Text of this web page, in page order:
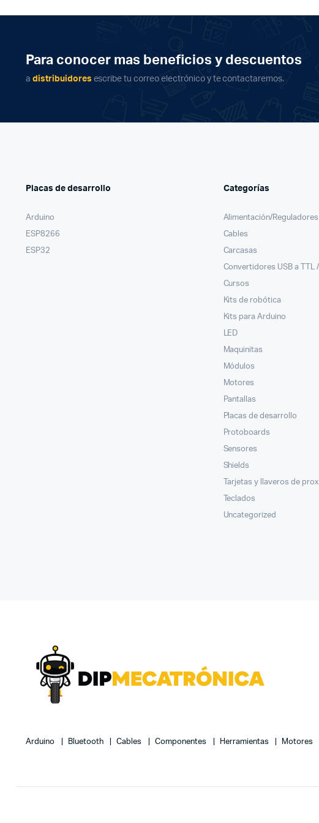
Para conocer mas beneficios y descuentos
a distribuidores escribe tu correo electrónico y te contactaremos.
Placas de desarrollo
Arduino
ESP8266
ESP32
Categorías
Alimentación/Reguladores
Cables
Carcasas
Convertidores USB a TTL
Cursos
Kits de robótica
Kits para Arduino
LED
Maquinitas
Módulos
Motores
Pantallas
Placas de desarrollo
Protoboards
Sensores
Shields
Tarjetas y llaveros de
Teclados
Uncategorized
Arduino Bluetooth Cables Componentes Herramientas Motores